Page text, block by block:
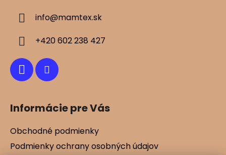
info@mamtex.sk
+420 602 238 427
Informácie pre Vás
Obchodné podmienky
Podmienky ochrany osobných údajov